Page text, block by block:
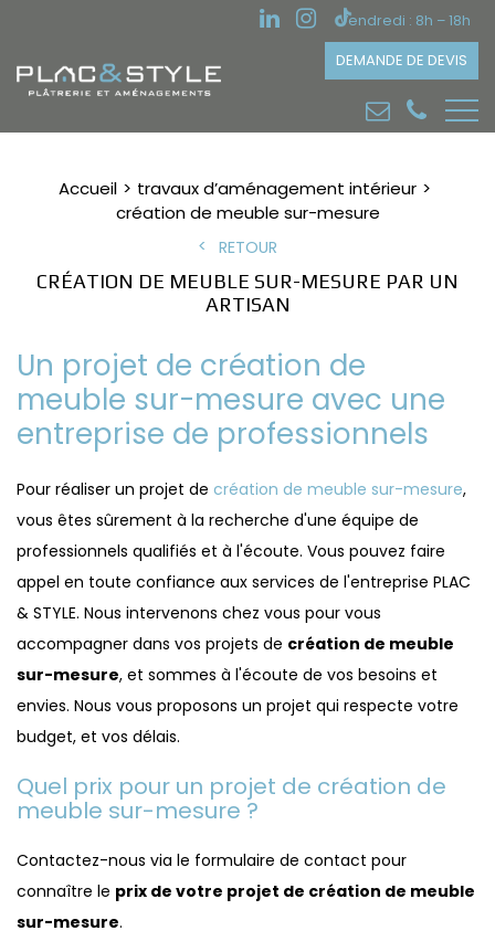
Vendredi : 8h – 18h
DEMANDE DE DEVIS
Accueil
travaux d’aménagement intérieur
création de meuble sur-mesure
RETOUR
CRÉATION DE MEUBLE SUR-MESURE PAR UN
ARTISAN
Un projet de création de
meuble sur-mesure avec une
entreprise de professionnels
Pour réaliser un projet de création de meuble sur-mesure,
vous êtes sûrement à la recherche d'une équipe de
professionnels qualifiés et à l'écoute. Vous pouvez faire
appel en toute confiance aux services de l'entreprise PLAC
& STYLE. Nous intervenons chez vous pour vous
accompagner dans vos projets de création de meuble
sur-mesure, et sommes à l'écoute de vos besoins et
envies. Nous vous proposons un projet qui respecte votre
budget, et vos délais.
Quel prix pour un projet de création de
meuble sur-mesure ?
Contactez-nous via le formulaire de contact pour
connaître le prix de votre projet de création de meuble
sur-mesure.